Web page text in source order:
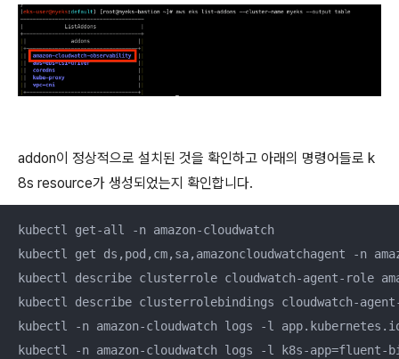
addon이 정상적으로 설치된 것을 확인하고 아래의 명령어들로 k
8s resource가 생성되었는지 확인합니다.
kubectl get-all -n amazon-cloudwatch
kubectl get ds,pod,cm,sa,amazoncloudwatchagent -n
kubectl describe clusterrole cloudwatch-agent-role
kubectl describe clusterrolebindings cloudwatch-
kubectl -n amazon-cloudwatch logs -l
kubectl -n amazon-cloudwatch logs -l k8s-